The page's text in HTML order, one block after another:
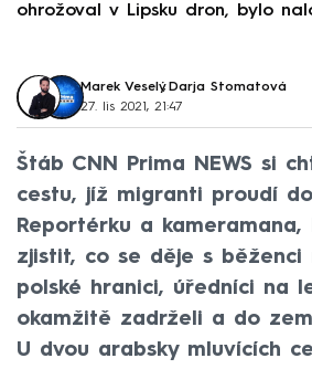
ohrožoval v Lipsku dron, bylo
Marek Veselý, Darja Stomatová
27. lis 2021, 21:47
Štáb CNN Prima NEWS si
cestu, jíž migranti proudí do
Reportérku a
zjistit, co se děje s běženci
polské hranici, úředníci na
okamžitě zadrželi a do
U dvou arabsky mluvících